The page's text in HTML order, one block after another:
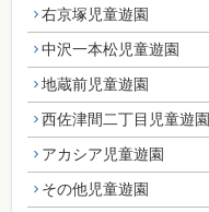
右京塚児童遊園
中沢一本松児童遊園
地蔵前児童遊園
西佐津間二丁目児童遊園
アカシア児童遊園
その他児童遊園